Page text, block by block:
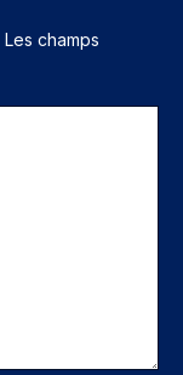
Les champs